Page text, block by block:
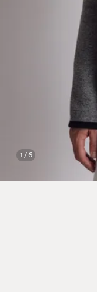
1 / 6